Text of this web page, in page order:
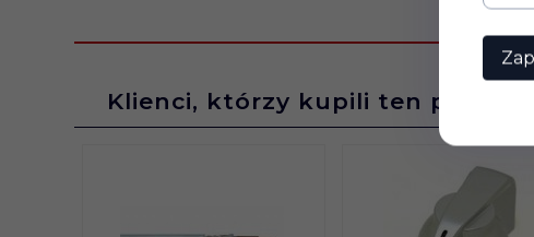
Klienci, którzy kupili ten produkt